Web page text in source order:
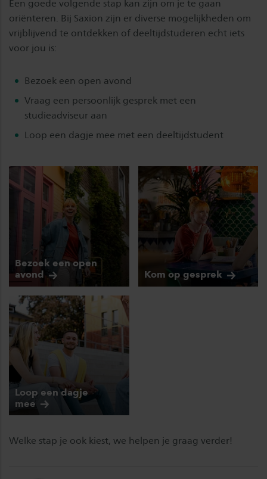
Een goede volgende stap kan zijn om je te gaan
oriënteren. Bij Saxion zijn er diverse mogelijkheden om
vrijblijvend te ontdekken of deeltijdstuderen echt iets
voor jou is:
Bezoek een open avond
Vraag een persoonlijk gesprek met een
studieadviseur aan
Loop een dagje mee met een deeltijdstudent
Bezoek een open
avond
Kom op gesprek
Loop een dagje
mee
Welke stap je ook kiest, we helpen je graag verder!